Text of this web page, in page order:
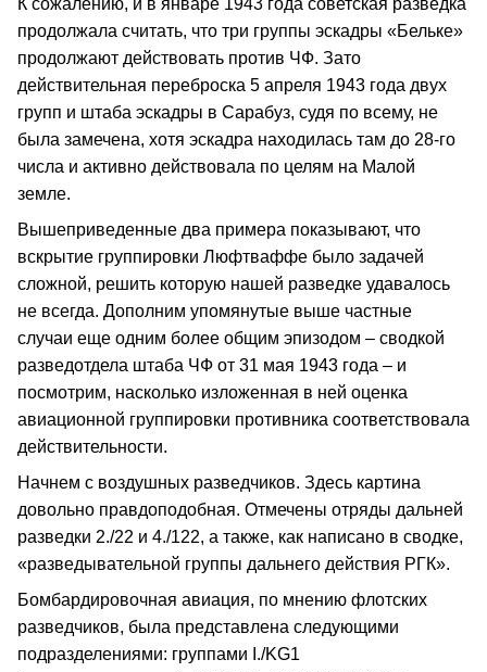
К сожалению, и в январе 1943 года советская разведка
продолжала считать, что три группы эскадры «Бельке»
продолжают действовать против ЧФ. Зато
действительная переброска 5 апреля 1943 года двух
групп и штаба эскадры в Сарабуз, судя по всему, не
была замечена, хотя эскадра находилась там до 28-го
числа и активно действовала по целям на Малой
земле.
Вышеприведенные два примера показывают, что
вскрытие группировки Люфтваффе было задачей
сложной, решить которую нашей разведке удавалось
не всегда. Дополним упомянутые выше частные
случаи еще одним более общим эпизодом – сводкой
разведотдела штаба ЧФ от 31 мая 1943 года – и
посмотрим, насколько изложенная в ней оценка
авиационной группировки противника соответствовала
действительности.
Начнем с воздушных разведчиков. Здесь картина
довольно правдоподобная. Отмечены отряды дальней
разведки 2./22 и 4./122, а также, как написано в сводке,
«разведывательной группы дальнего действия РГК».
Бомбардировочная авиация, по мнению флотских
разведчиков, была представлена следующими
подразделениями: группами I./KG1